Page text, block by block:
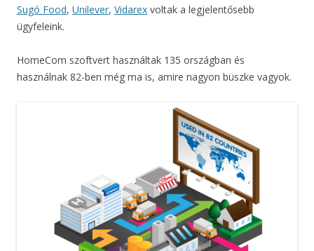
Sugó Food, Unilever, Vidarex voltak a legjelentősebb
ügyfeleink.
HomeCom szoftvert használtak 135 országban és
használnak 82-ben még ma is, amire nagyon büszke vagyok.